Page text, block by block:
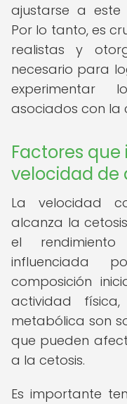
ajustarse a este
Por lo tanto, es
realistas y
necesario para
experimentar
asociados con la
Factores
velocidad de
La velocidad
alcanza la
el
influenciada
composición
actividad
metabólica son
que pueden
a la cetosis.
Es importante